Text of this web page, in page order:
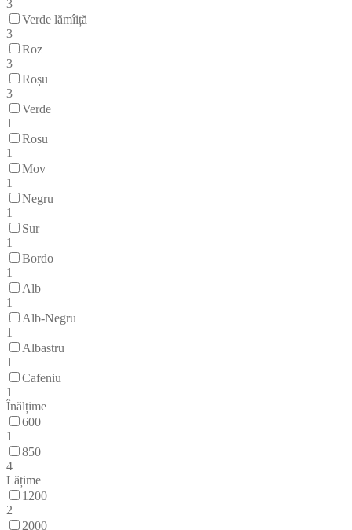
3
Verde lămîiță
3
Roz
3
Roșu
3
Verde
1
Rosu
1
Mov
1
Negru
1
Sur
1
Bordo
1
Alb
1
Alb-Negru
1
Albastru
1
Cafeniu
1
Înălțime
600
1
850
4
Lățime
1200
2
2000